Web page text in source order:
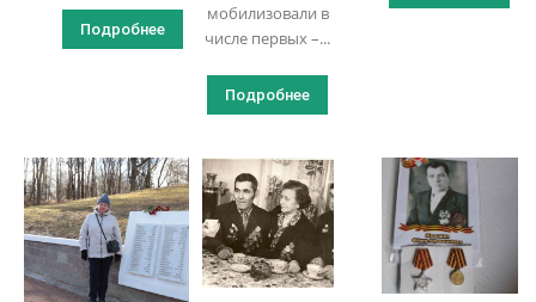
Подробнее
мобилизовали в
числе первых –...
Подробнее